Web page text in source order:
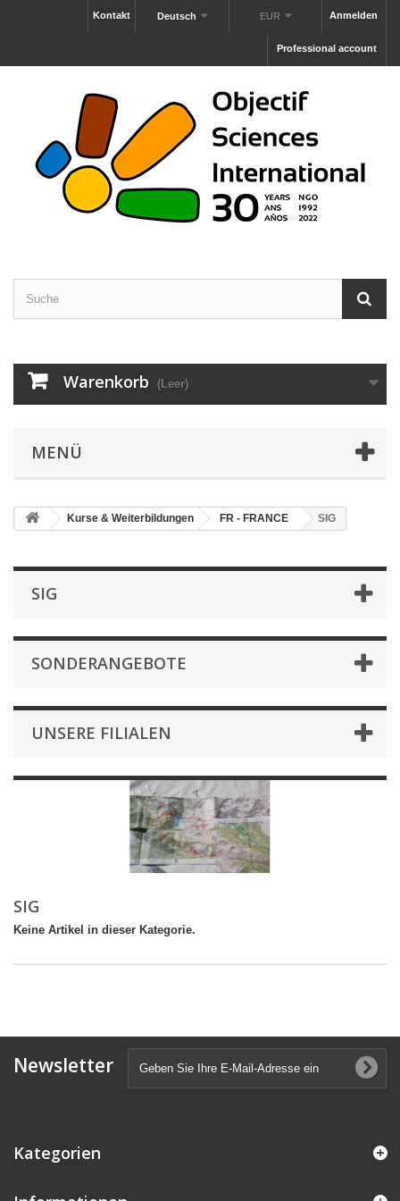
Anmelden
EUR
Deutsch
Kontakt
Professional account
Warenkorb (Leer)
MENÜ
Kurse & Weiterbildungen FR - FRANCE SIG
SIG
SONDERANGEBOTE
UNSERE FILIALEN
SIG
Keine Artikel in dieser Kategorie.
Newsletter
Kategorien